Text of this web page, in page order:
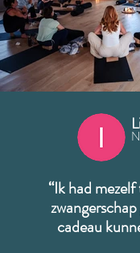
“Ik had
cadeau